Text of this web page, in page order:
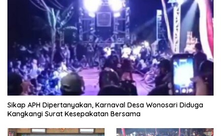
Sikap APH Dipertanyakan, Karnaval Desa Wonosari Diduga
Kangkangi Surat Kesepakatan Bersama